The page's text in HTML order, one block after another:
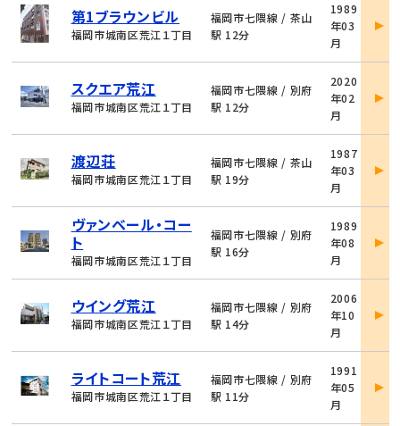
第1ブラウンビル
福岡市城南区荒江１丁目
福岡市七隈線 / 茶山
駅 12分
1989
年03
月
詳
スクエア荒江
福岡市城南区荒江１丁目
福岡市七隈線 / 別府
駅 12分
2020
年02
月
詳
渡辺荘
福岡市城南区荒江１丁目
福岡市七隈線 / 茶山
駅 19分
1987
年03
月
詳
ヴァンベール・コー
ト
福岡市城南区荒江１丁目
福岡市七隈線 / 別府
駅 16分
1989
年08
月
詳
ウイング荒江
福岡市城南区荒江１丁目
福岡市七隈線 / 別府
駅 14分
2006
年10
月
詳
ライトコート荒江
福岡市城南区荒江１丁目
福岡市七隈線 / 別府
駅 11分
1991
年05
月
詳